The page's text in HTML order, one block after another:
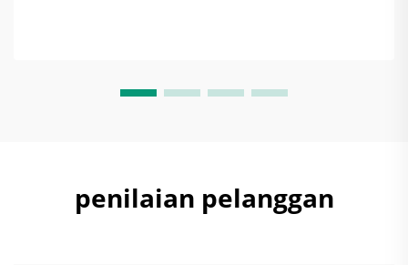
penilaian pelanggan